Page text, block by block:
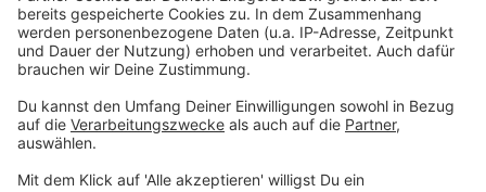
Stadt Leverkusen muss Pläne zur Umstrukturierung
auf Eis legen
Allergiesaison in Leverkusen geht langsam los
Polizeieinsatz mit Hubschrauber in Bergisch
Neukirchen